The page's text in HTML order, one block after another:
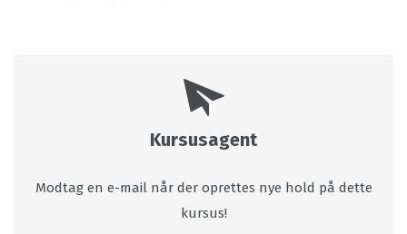
Kursusagent
Modtag en e-mail når der oprettes nye hold på dette
kursus!